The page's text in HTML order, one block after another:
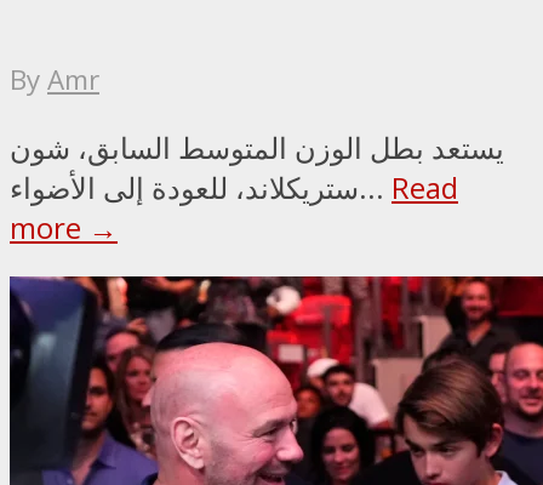
ByAmr
يستعد بطل الوزن المتوسط السابق، شون
ستريكلاند، للعودة إلى الأضواء... Read
more →